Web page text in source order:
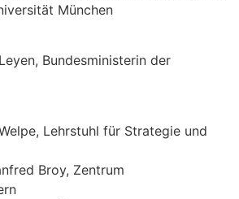
München
Bundesministerin der
Lehrstuhl für Strategie und
Broy, Zentrum